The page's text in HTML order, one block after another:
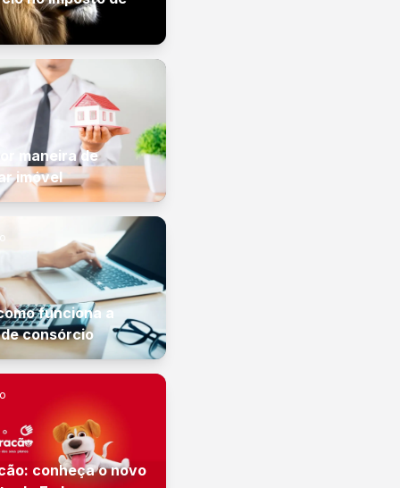
maneira de
imóvel
funciona a
consórcio
conheça o novo